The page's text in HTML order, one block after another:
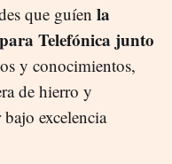
que guíen la
Telefónica junto
y conocimientos,
de hierro y
excelencia